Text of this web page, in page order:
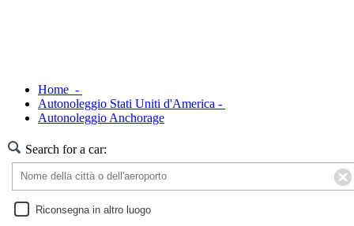
Home -
Autonoleggio Stati Uniti d'America -
Autonoleggio Anchorage
Search for a car:
Riconsegna in altro luogo